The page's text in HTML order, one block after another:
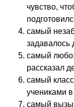
чувство,
самый
задавалось
самый
рассказал
самый
учениками в
самый